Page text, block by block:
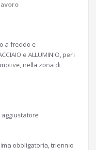
a freddo e
e ALLUMINIO, per i
nella zona di
obbligatoria, triennio